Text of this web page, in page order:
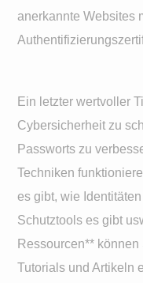
anerkannte Websites
Ein letzter wertvoller
Cybersicherheit zu
Passworts zu
Techniken
es gibt, wie
Schutztools es gibt
Ressourcen**
Tutorials und Artikeln